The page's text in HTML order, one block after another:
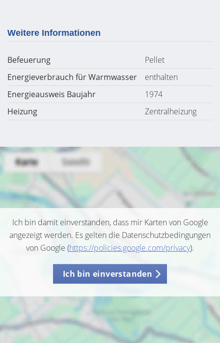
Weitere Informationen
Befeuerung
Pellet
Energieverbrauch für Warmwasser
enthalten
Energieausweis Baujahr
1974
Heizung
Zentralheizung
Ich bin damit einverstanden, dass mir Karten von Google
angezeigt werden. Es gelten die Datenschutzbedingungen
von Google (https://policies.google.com/privacy).
Ich bin einverstanden